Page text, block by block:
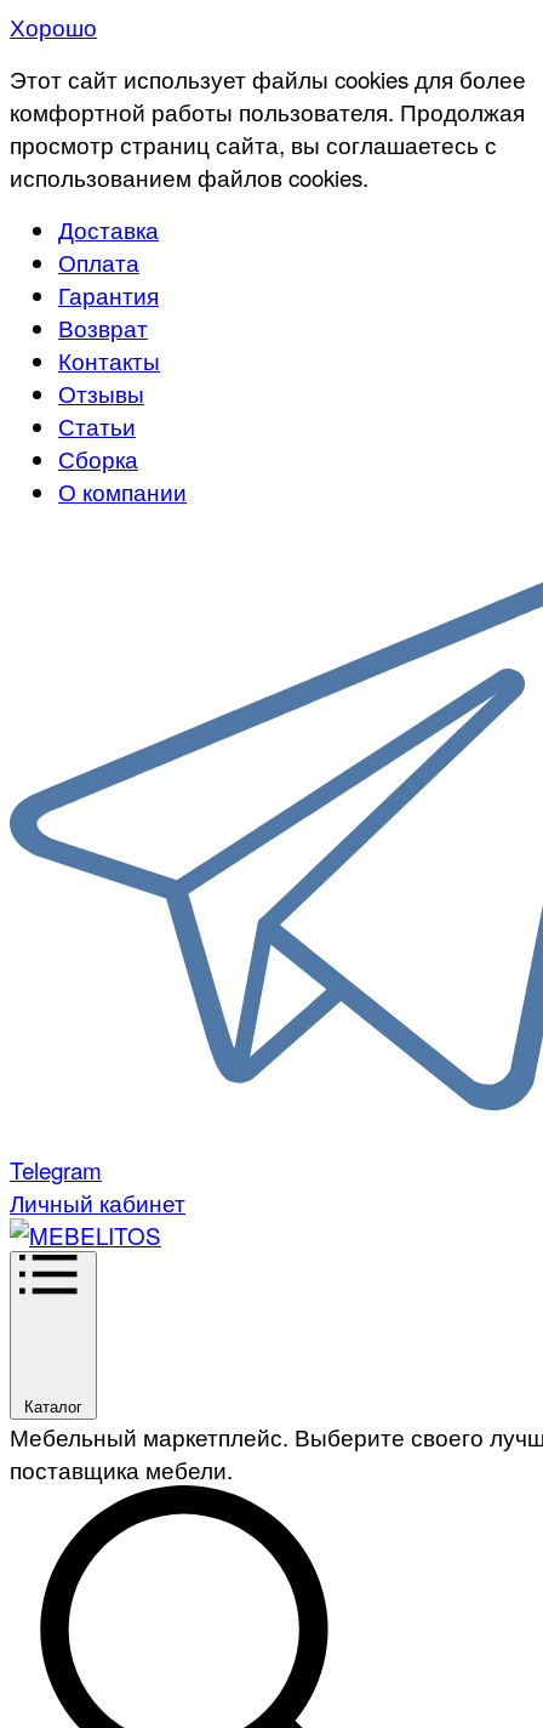
Хорошо
Этот сайт использует файлы cookies для более
комфортной работы пользователя. Продолжая
просмотр страниц сайта, вы соглашаетесь с
использованием файлов cookies.
Доставка
Оплата
Гарантия
Возврат
Контакты
Отзывы
Статьи
Сборка
О компании
Telegram
Личный кабинет
Каталог
Мебельный маркетплейс. Выберите своего
поставщика мебели.